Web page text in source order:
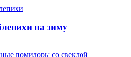
на зиму